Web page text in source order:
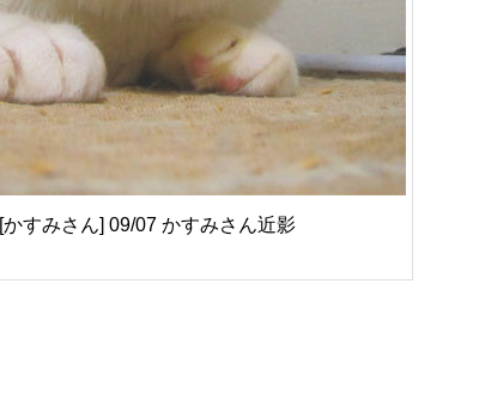
[かすみさん] 09/07 かすみさん近影